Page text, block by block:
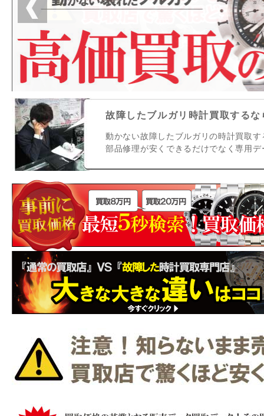
故障したブルガリ時計買取する
動かない故障したブルガリの時計買取
部品修理が安くできるだけでなく専用